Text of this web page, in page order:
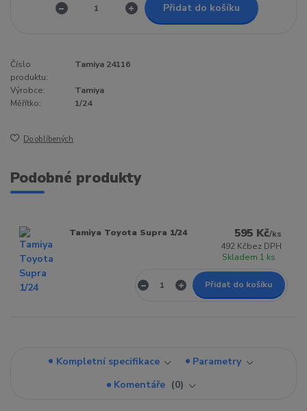
Přidat do košíku
Číslo
produktu:
Tamiya 24116
Výrobce:
Tamiya
Měřítko:
1/24
Do oblíbených
Podobné produkty
Tamiya Toyota Supra 1/24 595 Kč/ks
492 Kčbez DPH
Skladem 1 ks
Přidat do košíku
Kompletní specifikace
Parametry
Komentáře
0